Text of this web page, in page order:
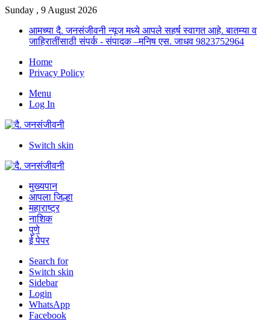
Sunday , 9 August 2026
आमच्या दै. जनसंजीवनी न्यूज मध्ये आपले सहर्ष स्वागत आहे. बातम्या व
जाहिरातींसाठी संपर्क - संपादक –मनिष एस. जाधव 9823752964
Home
Privacy Policy
Menu
Log In
Switch skin
मुख्यपान
आपला जिल्हा
महाराष्ट्र
नाशिक
पुणे
ई पेपर
Search for
Switch skin
Sidebar
Login
WhatsApp
Facebook